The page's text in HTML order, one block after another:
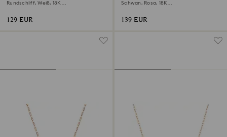
Rundschliff, Weiß, 18K
129 EUR
Schwan, Rosa, 18K
139 EUR